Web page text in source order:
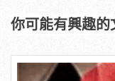
你可能有興趣的